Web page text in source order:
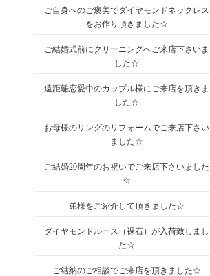
ご自身へのご褒美でダイヤモンドネックレス
をお作り頂きました☆
ご結婚式前にクリーニングへご来店下さいま
した☆
遠距離恋愛中のカップル様にご来店を頂きま
した☆
お母様のリングのリフォームでご来店下さい
ました☆
ご結婚20周年のお祝いでご来店下さいました
☆
弟様をご紹介して頂きました☆
ダイヤモンドルース（裸石）が入荷致しまし
た☆
ご結納のご相談でご来店を頂きました☆